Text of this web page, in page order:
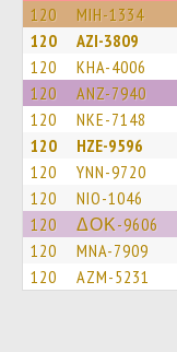
120 MIH-1334
120 AZI-3809
120 KHA-4006
120 ANZ-7940
120 NKE-7148
120 HZE-9596
120 YNN-9720
120 NIO-1046
120 ΔΟΚ-9606
120 MNA-7909
120 AZM-5231